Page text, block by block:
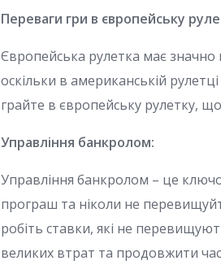
Переваги гри в європейську
Європейська рулетка має значно
оскільки в американській
грайте в європейську рулетку,
Управління банкролом:
Управління банкролом – це
програш та ніколи не
робіть ставки, які не
великих втрат та продовжити